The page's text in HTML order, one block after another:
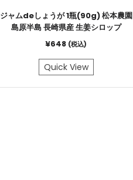
ジャムdeしょうが 1瓶(90g) 松本農園
島原半島 長崎県産 生姜シロップ
¥648 (税込)
Quick View